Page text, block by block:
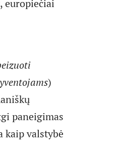
europiečiai
)
paneigimas
kaip valstybė